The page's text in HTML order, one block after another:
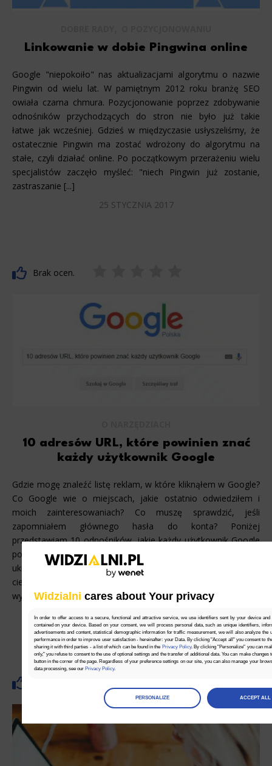
Widzialni cares about Your privacy
In order to offer access to a secure, functional and attractive service, we use identifiers sent by your device
contained on your device. Based on your consent, we will process personal data, such as unique identifiers,
advertisements and content, statistical demographic information for traffic measurement, we will also analyze the
performance in order to improve user satisfaction - hereinafter: your Data. By clicking "Accept all" you consent to
sharing it with third parties - a list of which can be found in the Privacy Policy. By clicking "Personalize" you can
only," you refuse to consent to the use of optional settings and the transfer of additional data. You can make
button in the corner of the page. Regardless of your preference settings on our site, you can also manage your
data processing, see our Privacy Policy.
preferences
Select the consents of your choice
Necessary
Necessary scripts and data stored on the end device contribute to the security and usability of the website by
navigation and access to specific areas of the website. The website cannot be properly displayed without this
PERSONALIZE ACCEPT ALL
Linkowanie w dobie Pingwina online
Google "niepokoiło" nas aktualizacjami algorytmu o nazwie
Pingwin od wielu lat. W pamiętnym 2012 roku branżę SEO
owiała czarna chmura. Pozycjonowanie poprzez zdobywanie
odnośników przychodzących do stron nie było już takie
łatwe jak wcześniej. Gdzieś w międzyczasie usłyszeliśmy, że
ostatecznie Pingwin ma zostać wdrożony do algorytmu na
stałe, czyli działać online. Po początkowym przerażeniu wielu
specjalistów zaczęło myśleć: "niech Pingwin już zostanie,
zastraszanie [...]
25 STYCZNIA 2017
Brak ocen.
10 adresów URL, które powinien znać
każdy użytkownik Google
Gdzie mogę znaleźć listę reklam, w które kliknąłem w Google?
Co Google wie o miejscach, jakie ostatnio odwiedziłem i
moich zainteresowaniach? Co muszę sprawdzić, jeśli
zapomniałem głównego hasła do konta? Poniżej
przedstawiam 10 odnośników, jakie każdy użytkownik Google
powinien znać. Nie jest łatwo je odnaleźć, gdyż leżą głęboko
ukryte w ustawieniach konta Google. Mogą zawierać bardzo
ciekawe i czasem intrygujące informacje o tym, co gigant
wyszukiwarek wie na Twój temat. Pytanie, [...]
3 GRUDNIA 2015